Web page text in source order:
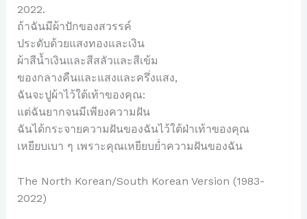
2022.
ถ้าฉันมีผ้าปักของสวรรค์
ประดับด้วยแสงทองและเงิน
ผ้าสีน้ำเงินและสีสลัวและสีเข้ม
ของกลางคืนและแสงและครึ่งแสง,
ฉันจะปูผ้าไว้ใต้เท้าของคุณ:
แต่ฉันยากจนมีเพียงความฝัน
ฉันได้กระจายความฝันของฉันไว้ใต้ฝ่าเท้าของคุณ
เหยียบเบา ๆ เพราะคุณเหยียบย่ำความฝันของฉัน
The North Korean/South Korean Version (1983-
2022)